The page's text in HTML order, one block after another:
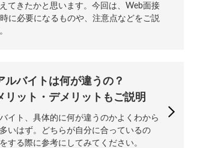
てきたかと思います。今回は、Web面接
時に必要になるものや、注意点などをご説
ルバイトは何が違うの？
リット・デメリットもご説明
イト、具体的に何が違うのかよくわから
いはず。どちらが自分に合っているの
する際に参考にしてみてください。